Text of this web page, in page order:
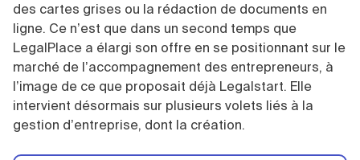
des cartes grises ou la rédaction de documents en
ligne. Ce n’est que dans un second temps que
LegalPlace a élargi son offre en se positionnant sur le
marché de l’accompagnement des entrepreneurs, à
l’image de ce que proposait déjà Legalstart. Elle
intervient désormais sur plusieurs volets liés à la
gestion d’entreprise, dont la création.